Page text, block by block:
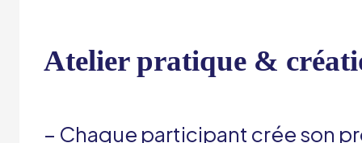
Atelier pratique &
– Chaque participant crée son